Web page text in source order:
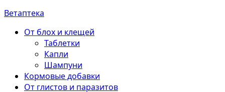
Ветаптека
От блох и клещей
Таблетки
Капли
Шампуни
Кормовые добавки
От глистов и паразитов